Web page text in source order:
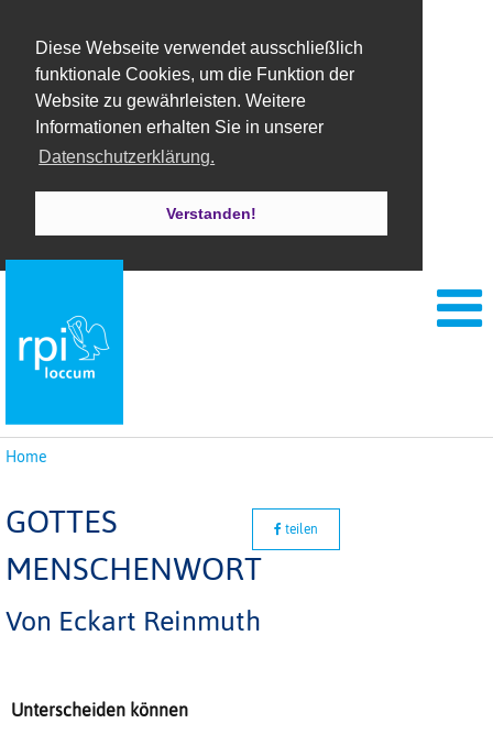
Diese Webseite verwendet ausschließlich
funktionale Cookies, um die Funktion der
Website zu gewährleisten. Weitere
Informationen erhalten Sie in unserer
Datenschutzerklärung.
Verstanden!
Home
GOTTES
MENSCHENWORT
teilen
Von Eckart Reinmuth
Unterscheiden können